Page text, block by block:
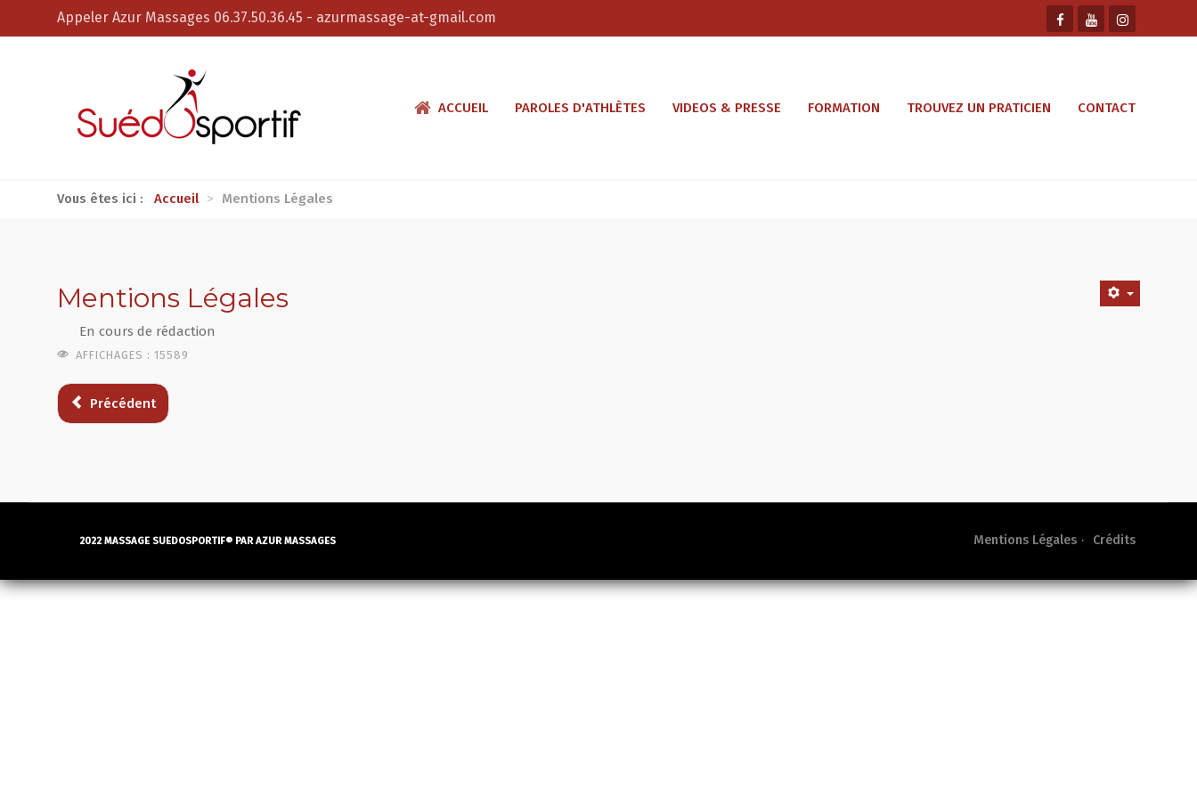
Appeler Azur Massages 06.37.50.36.45 - azurmassage-at-gmail.com
ACCUEIL PAROLES D'ATHLÈTES VIDEOS & PRESSE FORMATION TROUVEZ UN PRATICIEN CONTACT
Vous êtes ici : Accueil > Mentions Légales
Mentions Légales
En cours de rédaction
AFFICHAGES : 15589
Précédent
Mentions Légales Crédits
2022 MASSAGE SUEDOSPORTIF® PAR AZUR MASSAGES